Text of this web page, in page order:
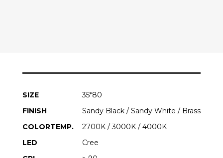
SIZE
35*80
FINISH
Sandy Black / Sandy White / Brass
COLORTEMP.
2700K / 3000K / 4000K
LED
Cree